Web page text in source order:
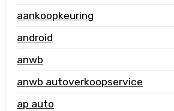
aankoopkeuring
android
anwb
anwb autoverkoopservice
ap auto